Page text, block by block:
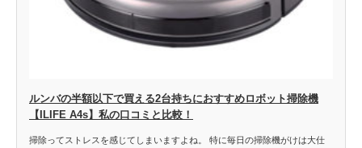
ルンバの半額以下で買える2台持ちにおすすめロボット掃除機
【ILIFE A4s】私の口コミと比較！
掃除ってストレスを感じてしまいますよね。 特に毎日の掃除機がけは大仕